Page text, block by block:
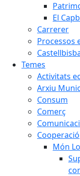
El
Carrerer
Processos
Temes
Activitats
Arxiu
Consum
Comerç
Cooperació
Món